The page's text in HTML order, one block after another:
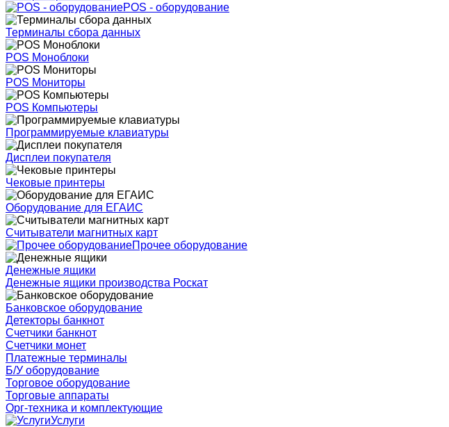
POS - оборудование
Терминалы сбора данных
POS Моноблоки
POS Мониторы
POS Компьютеры
Программируемые клавиатуры
Дисплеи покупателя
Чековые принтеры
Оборудование для ЕГАИС
Считыватели магнитных карт
Прочее оборудование
Денежные ящики
Денежные ящики производства Роскат
Банковское оборудование
Детекторы банкнот
Счетчики банкнот
Счетчики монет
Платежные терминалы
Б/У оборудование
Торговое оборудование
Торговые аппараты
Орг-техника и комплектующие
Услуги